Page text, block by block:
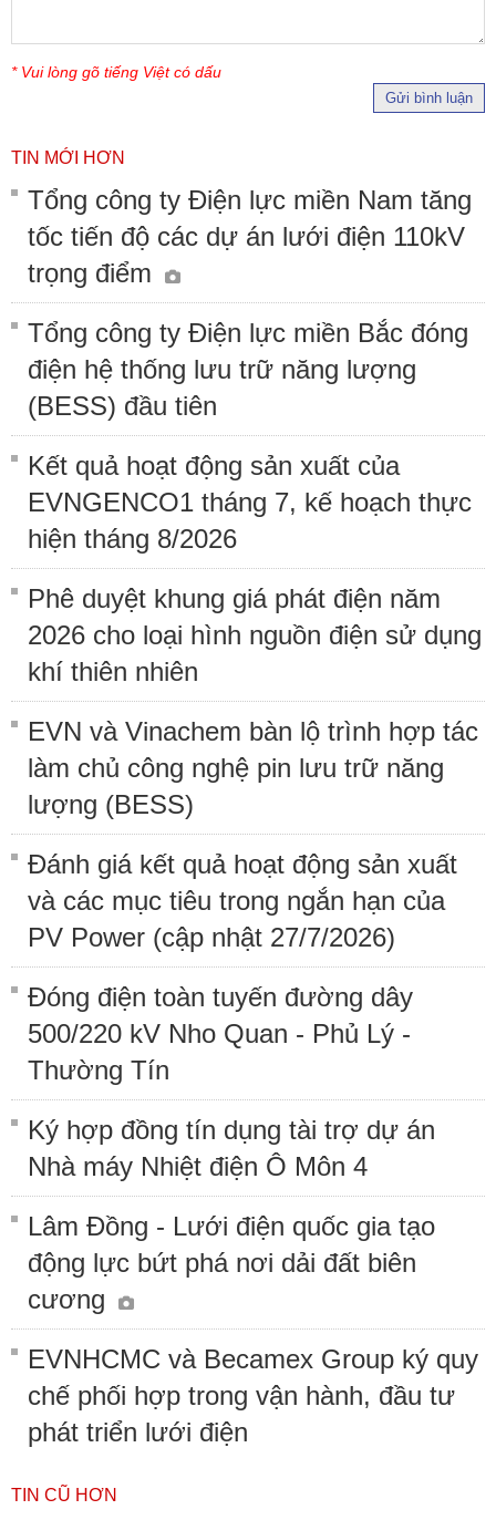
* Vui lòng gõ tiếng Việt có dấu
Gửi bình luận
TIN MỚI HƠN
Tổng công ty Điện lực miền Nam tăng
tốc tiến độ các dự án lưới điện 110kV
trọng điểm
Tổng công ty Điện lực miền Bắc đóng
điện hệ thống lưu trữ năng lượng
(BESS) đầu tiên
Kết quả hoạt động sản xuất của
EVNGENCO1 tháng 7, kế hoạch thực
hiện tháng 8/2026
Phê duyệt khung giá phát điện năm
2026 cho loại hình nguồn điện sử dụng
khí thiên nhiên
EVN và Vinachem bàn lộ trình hợp tác
làm chủ công nghệ pin lưu trữ năng
lượng (BESS)
Đánh giá kết quả hoạt động sản xuất
và các mục tiêu trong ngắn hạn của
PV Power (cập nhật 27/7/2026)
Đóng điện toàn tuyến đường dây
500/220 kV Nho Quan - Phủ Lý -
Thường Tín
Ký hợp đồng tín dụng tài trợ dự án
Nhà máy Nhiệt điện Ô Môn 4
Lâm Đồng - Lưới điện quốc gia tạo
động lực bứt phá nơi dải đất biên
cương
EVNHCMC và Becamex Group ký quy
chế phối hợp trong vận hành, đầu tư
phát triển lưới điện
TIN CŨ HƠN